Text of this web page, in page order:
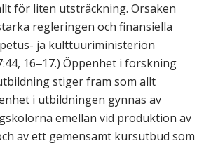
för liten utsträckning. Orsaken
regleringen och finansiella
ja kulttuuriministeriön
16‒17.) Öppenhet i forskning
stiger fram som allt
i utbildningen gynnas av
emellan vid produktion av
av ett gemensamt kursutbud som